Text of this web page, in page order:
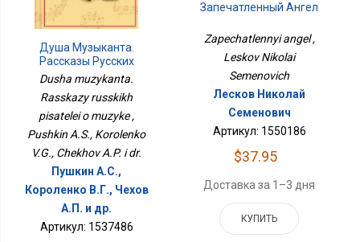
Душа Музыканта.
Рассказы Русских
Писателей О Музыке
Dusha muzykanta.
Rasskazy russkikh
pisatelei o muzyke ,
Pushkin A.S., Korolenko
V.G., Chekhov A.P. i dr.
Пушкин А.С.,
Короленко В.Г., Чехов
А.П. и др.
Артикул: 1537486
Запечатленный Ангел
Zapechatlennyi angel ,
Leskov Nikolai
Semenovich
Лесков Николай
Семенович
Артикул: 1550186
$37.95
Доставка за 1–3 дня
КУПИТЬ